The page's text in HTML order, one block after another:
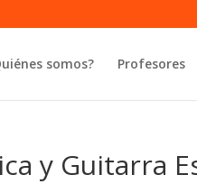
somos? Profesores
y Guitarra